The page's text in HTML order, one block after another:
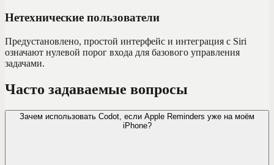
Нетехнические пользователи
Предустановлено, простой интерфейс и интеграция с Siri
означают нулевой порог входа для базового управления
задачами.
Часто задаваемые вопросы
Зачем использовать Codot, если Apple Reminders уже на моём
iPhone?